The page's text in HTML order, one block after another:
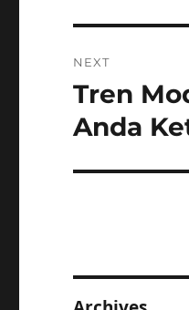
NEXT
Next
post:
Tren
Anda